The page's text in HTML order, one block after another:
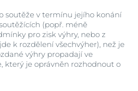
soutěže v termínu jejího konání
(popř. méně
pro zisk výhry, nebo z
k rozdělení všechvýher), než je
výhry propadají ve
který je oprávněn rozhodnout o